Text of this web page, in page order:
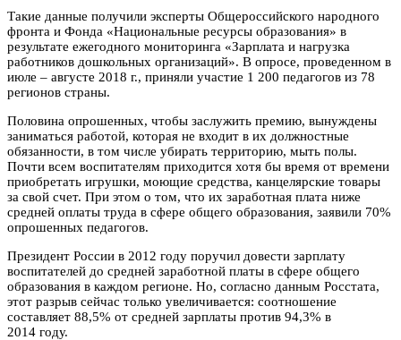
Такие данные получили эксперты Общероссийского народного
фронта и Фонда «Национальные ресурсы образования» в
результате ежегодного мониторинга «Зарплата и нагрузка
работников дошкольных организаций». В опросе, проведенном в
июле – августе 2018 г., приняли участие 1 200 педагогов из 78
регионов страны.
Половина опрошенных, чтобы заслужить премию, вынуждены
заниматься работой, которая не входит в их должностные
обязанности, в том числе убирать территорию, мыть полы.
Почти всем воспитателям приходится хотя бы время от времени
приобретать игрушки, моющие средства, канцелярские товары
за свой счет. При этом о том, что их заработная плата ниже
средней оплаты труда в сфере общего образования, заявили 70%
опрошенных педагогов.
Президент России в 2012 году поручил довести зарплату
воспитателей до средней заработной платы в сфере общего
образования в каждом регионе. Но, согласно данным Росстата,
этот разрыв сейчас только увеличивается: соотношение
составляет 88,5% от средней зарплаты против 94,3% в
2014 году.